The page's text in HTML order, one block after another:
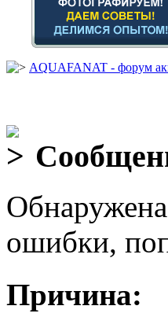
AQUAFANAT - форум
ошибки,
Причина: